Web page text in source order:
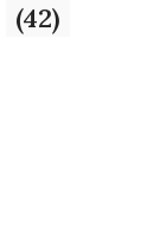
(42)